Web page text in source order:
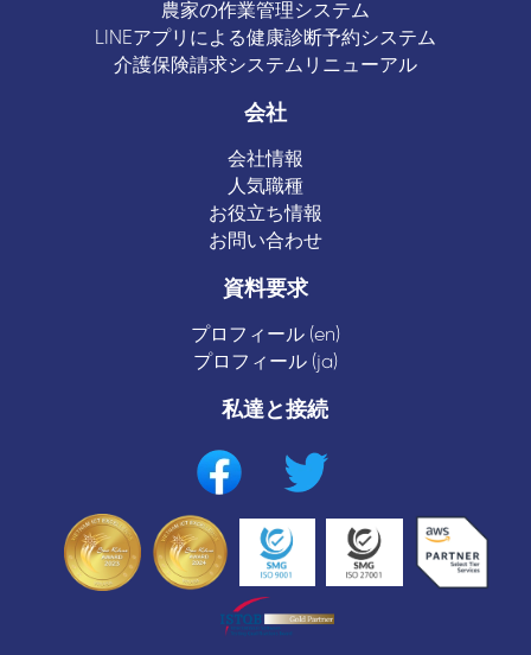
農家の作業管理システム
LINEアプリによる健康診断予約システム
介護保険請求システムリニューアル
会社
会社情報
人気職種
お役立ち情報
お問い合わせ
資料要求
プロフィール (en)
プロフィール (ja)
私達と接続